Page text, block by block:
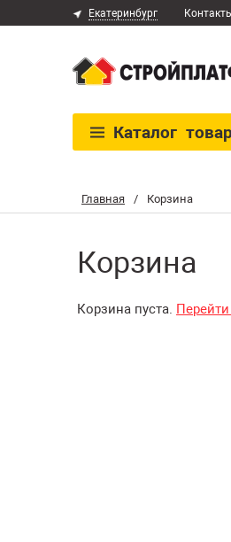
Главная / Корзина
Корзина
Корзина пуста. Перейти
Екатеринбург
Каталог